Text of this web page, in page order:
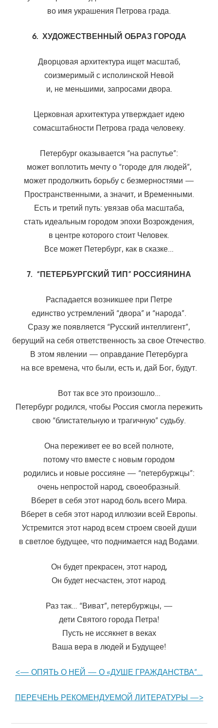
во имя украшения Петрова града.
6. ХУДОЖЕСТВЕННЫЙ ОБРАЗ ГОРОДА
Дворцовая архитектура ищет масштаб,
соизмеримый с исполинской Невой
и, не меньшими, запросами двора.
Церковная архитектура утверждает идею
сомасштабности Петрова града человеку.
Петербург оказывается “на распутье”:
может воплотить мечту о “городе для людей”,
может продолжить борьбу с безмерностями —
Пространственными, а значит, и Временными.
Есть и третий путь: увязав оба масштаба,
стать идеальным городом эпохи Возрождения,
в центре которого стоит Человек.
Все может Петербург, как в сказке…
7. “ПЕТЕРБУРГСКИЙ ТИП” РОССИЯНИНА
Распадается возникшее при Петре
единство устремлений “двора” и “народа”.
Сразу же появляется “Русский интеллигент”,
берущий на себя ответственность за свое Отечество.
В этом явлении — оправдание Петербурга
на все времена, что были, есть и, дай Бог, будут.
Вот так все это произошло…
Петербург родился, чтобы Россия смогла пережить
свою “блистательную и трагичную” судьбу.
Она переживет ее во всей полноте,
потому что вместе с новым городом
родились и новые россияне — “петербуржцы”:
очень непростой народ, своеобразный.
Вберет в себя этот народ боль всего Мира.
Вберет в себя этот народ иллюзии всей Европы.
Устремится этот народ всем строем своей души
в светлое будущее, что поднимается над Водами.
Он будет прекрасен, этот народ,
Он будет несчастен, этот народ.
Раз так… “Виват”, петербуржцы, —
дети Святого города Петра!
Пусть не иссякнет в веках
Ваша вера в людей и Будущее!
<— ОПЯТЬ О НЕЙ — О «ДУШЕ ГРАЖДАНСТВА”…
ПЕРЕЧЕНЬ РЕКОМЕНДУЕМОЙ ЛИТЕРАТУРЫ —>